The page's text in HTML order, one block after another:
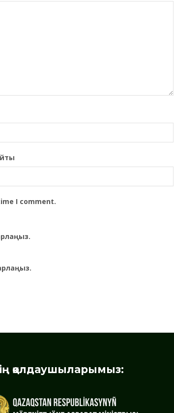
I comment.
қолдаушыларымыз: